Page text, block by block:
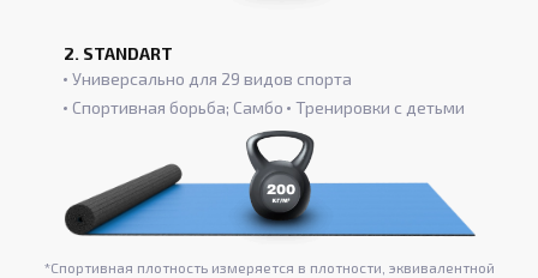
2. STANDART
Универсально для 29 видов спорта
Спортивная борьба; Самбо
Тренировки с детьми
*Спортивная плотность измеряется в плотности, эквивалентной